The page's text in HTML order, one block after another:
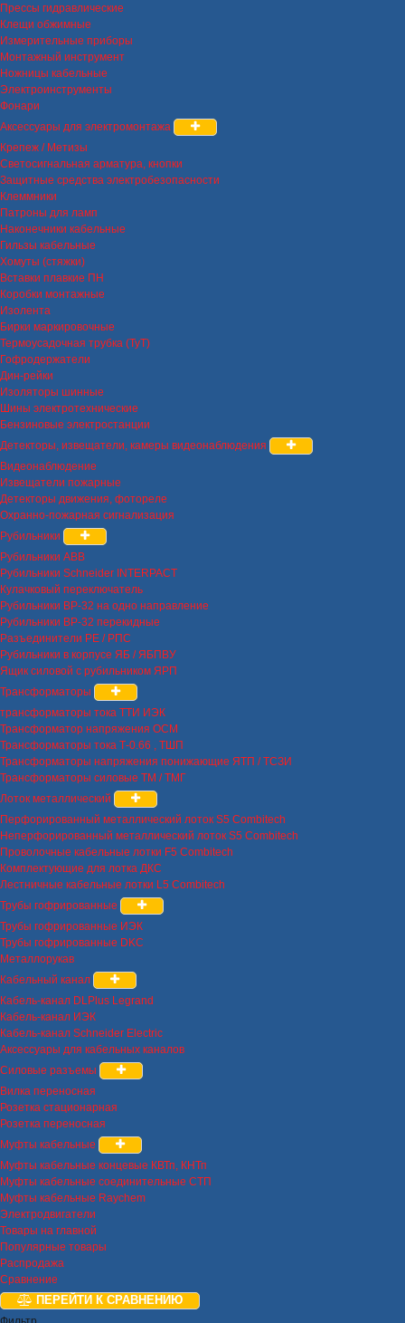
Прессы гидравлические
Клещи обжимные
Измерительные приборы
Монтажный инструмент
Ножницы кабельные
Электроинструменты
Фонари
Аксессуары для электромонтажа
Крепеж / Метизы
Светосигнальная арматура, кнопки
Защитные средства электробезопасности
Клеммники
Патроны для ламп
Наконечники кабельные
Гильзы кабельные
Хомуты (стяжки)
Вставки плавкие ПН
Коробки монтажные
Изолента
Бирки маркировочные
Термоусадочная трубка (ТуТ)
Гофродержатели
Дин-рейки
Изоляторы шинные
Шины электротехнические
Бензиновые электростанции
Детекторы, извещатели, камеры видеонаблюдения
Видеонаблюдение
Извещатели пожарные
Детекторы движения, фотореле
Охранно-пожарная сигнализация
Рубильники
Рубильники ABB
Рубильники Schneider INTERPACT
Кулачковый переключатель
Рубильники ВР-32 на одно направление
Рубильники ВР-32 перекидные
Разъединители РЕ / РПС
Рубильники в корпусе ЯБ / ЯБПВУ
Ящик силовой с рубильником ЯРП
Трансформаторы
трансформаторы тока ТТИ ИЭК
Трансформатор напряжения ОСМ
Трансформаторы тока Т-0.66 , ТШП
Трансформаторы напряжения понижающие ЯТП / ТСЗИ
Трансформаторы силовые ТМ / ТМГ
Лоток металлический
Перфорированный металлический лоток S5 Combitech
Неперфорированный металлический лоток S5 Combitech
Проволочные кабельные лотки F5 Combitech
Комплектующие для лотка ДКС
Лестничные кабельные лотки L5 Combitech
Трубы гофрированные
Трубы гофрированные ИЭК
Трубы гофрированные DKC
Металлорукав
Кабельный канал
Кабель-канал DLPlus Legrand
Кабель-канал ИЭК
Кабель-канал Schneider Electric
Аксессуары для кабельных каналов
Силовые разъемы
Вилка переносная
Розетка стационарная
Розетка переносная
Муфты кабельные
Муфты кабельные концевые КВТп, КНТп
Муфты кабельные соединительные СТП
Муфты кабельные Raychem
Электродвигатели
Товары на главной
Популярные товары
Распродажа
Сравнение
ПЕРЕЙТИ К СРАВНЕНИЮ